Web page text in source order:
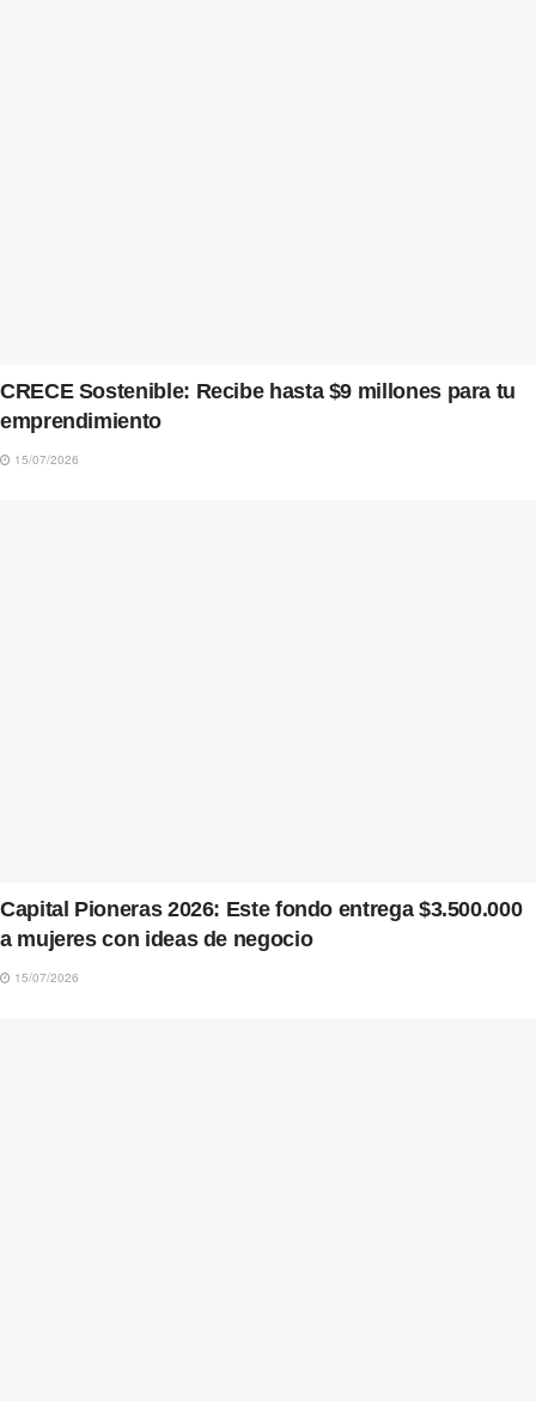
CRECE Sostenible: Recibe hasta $9 millones para tu
emprendimiento
15/07/2026
Capital Pioneras 2026: Este fondo entrega $3.500.000
a mujeres con ideas de negocio
15/07/2026